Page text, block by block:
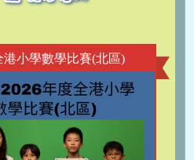
港小學數學比賽(北區)